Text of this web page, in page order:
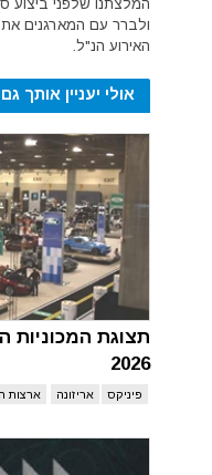
המלצתנו שלפני ביצוע
ולברר עם המארגנים
האירוע הנ"ל.
אולי יעניין אותך גם
תצוגת המכוניות
2026
פיניקס אריזונה ארצות